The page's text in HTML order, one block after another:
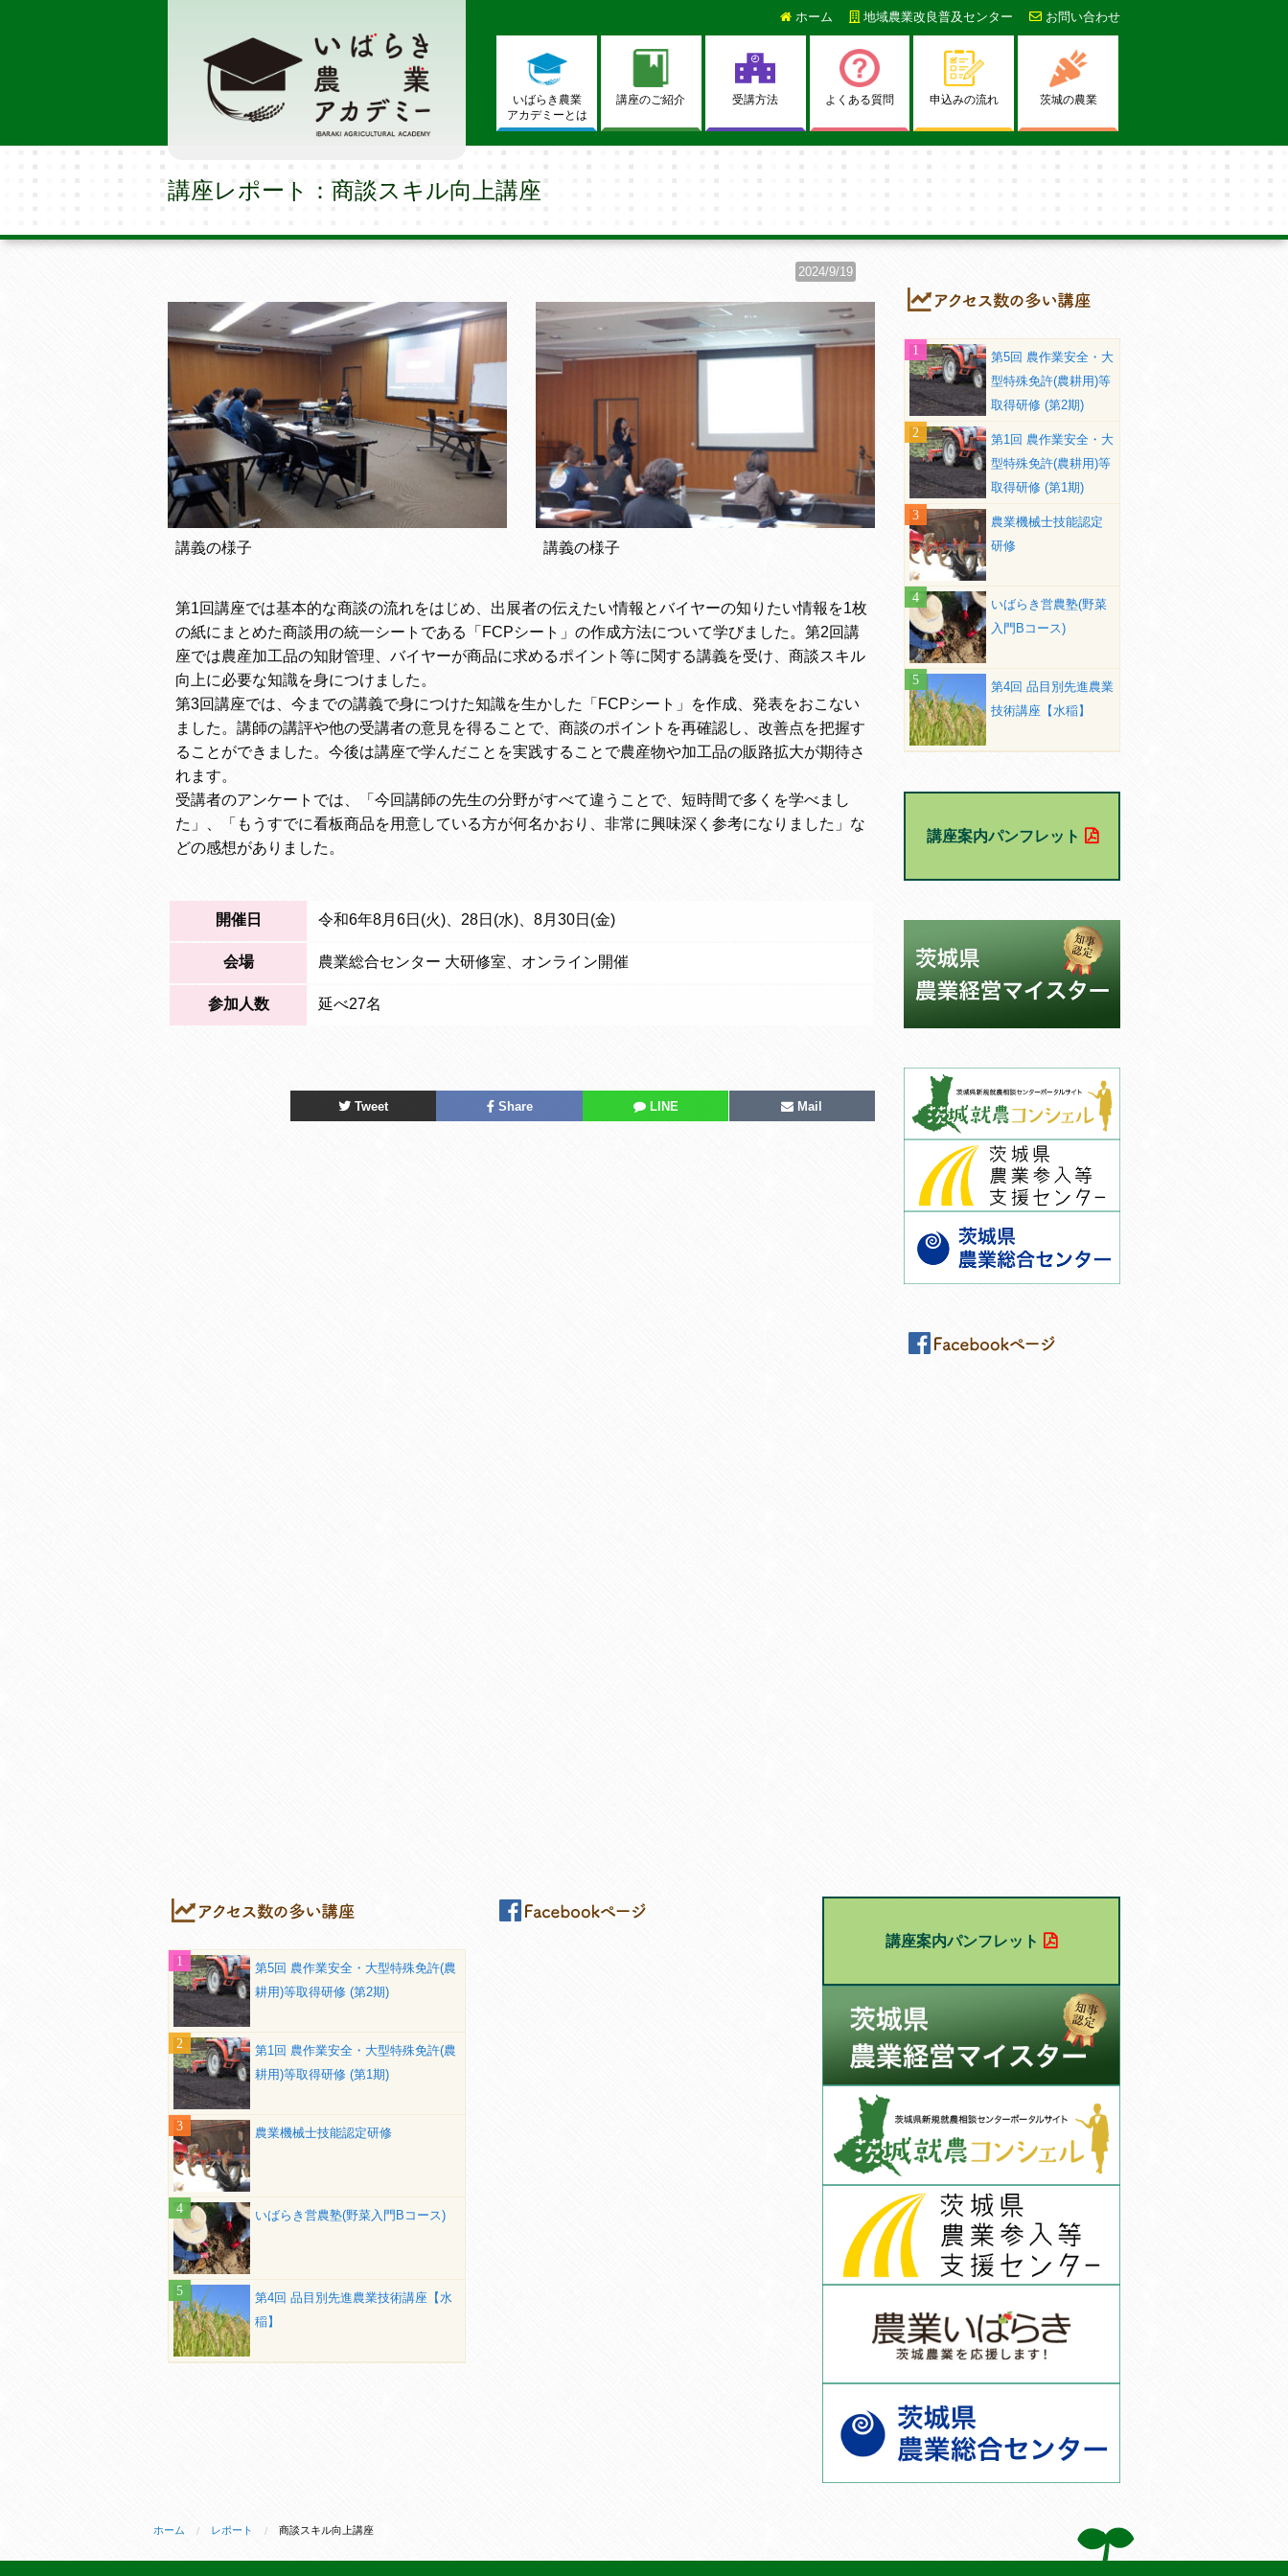
ホーム 地域農業改良普及センター お問い合わせ
いばらき農業
アカデミーとは
講座のご紹介 受講方法 よくある質問 申込みの流れ 茨城の農業
講座レポート：商談スキル向上講座
2024/9/19
講義の様子 講義の様子
第1回講座では基本的な商談の流れをはじめ、出展者の伝えたい情報とバイヤーの知りたい情報を1枚
の紙にまとめた商談用の統一シートである「FCPシート」の作成方法について学びました。第2回講
座では農産加工品の知財管理、バイヤーが商品に求めるポイント等に関する講義を受け、商談スキル
向上に必要な知識を身につけました。
第3回講座では、今までの講義で身につけた知識を生かした「FCPシート」を作成、発表をおこない
ました。講師の講評や他の受講者の意見を得ることで、商談のポイントを再確認し、改善点を把握す
ることができました。今後は講座で学んだことを実践することで農産物や加工品の販路拡大が期待さ
れます。
受講者のアンケートでは、「今回講師の先生の分野がすべて違うことで、短時間で多くを学べまし
た」、「もうすでに看板商品を用意している方が何名かおり、非常に興味深く参考になりました」な
どの感想がありました。
開催日 令和6年8月6日(火)、28日(水)、8月30日(金)
会場 農業総合センター 大研修室、オンライン開催
参加人数 延べ27名
Tweet Share LINE Mail
第5回 農作業安全・大
型特殊免許(農耕用)等
取得研修 (第2期)
第1回 農作業安全・大
型特殊免許(農耕用)等
取得研修 (第1期)
農業機械士技能認定
研修
いばらき営農塾(野菜
入門Bコース)
第4回 品目別先進農業
技術講座【水稲】
講座案内パンフレット
第5回 農作業安全・大型特殊免許(農
耕用)等取得研修 (第2期)
第1回 農作業安全・大型特殊免許(農
耕用)等取得研修 (第1期)
農業機械士技能認定研修
いばらき営農塾(野菜入門Bコース)
第4回 品目別先進農業技術講座【水
稲】
講座案内パンフレット
ホーム レポート 商談スキル向上講座